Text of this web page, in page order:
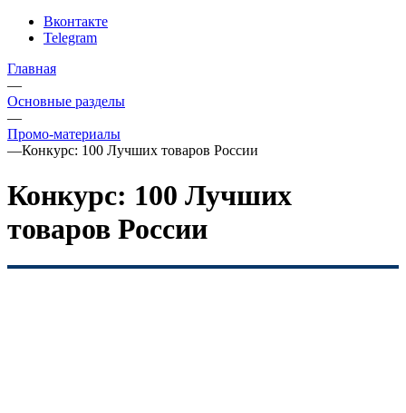
Вконтакте
Telegram
Главная
—
Основные разделы
—
Промо-материалы
—Конкурс: 100 Лучших товаров России
Конкурс: 100 Лучших
товаров России